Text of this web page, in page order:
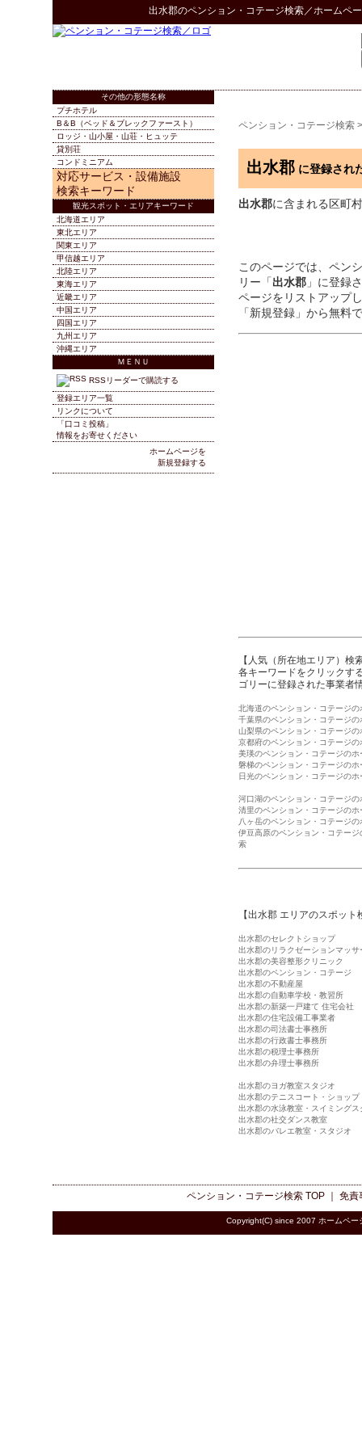
出水郡のペンション・コテージ検索／ホームペ
ペンション・コテージ検索
出水郡 に登録され
出水郡に含まれる区町
このページでは、ペン
リー「出水郡 」に登録
ページをリストアップ
「新規登録」から無料
【人気（所在地エリア）検
各キーワードをクリックす
ゴリーに登録された事業者
北海道のペンション・コテージ
千葉県のペンション・コテージ
山梨県のペンション・コテージ
京都府のペンション・コテージ
美瑛のペンション・コテージのホ
磐梯のペンション・コテージのホ
日光のペンション・コテージの
河口湖のペンション・コテージ
清里のペンション・コテージのホ
八ヶ岳のペンション・コテージ
伊豆高原のペンション・コテー
索
【出水郡 エリアのスポット
出水郡のセレクトショップ
出水郡のリラクゼーションマッサ
出水郡の美容整形クリニック
出水郡のペンション・コテージ
出水郡の不動産屋
出水郡の自動車学校・教習所
出水郡の新築一戸建て 住宅会社
出水郡の住宅設備工事業者
出水郡の司法書士事務所
出水郡の行政書士事務所
出水郡の税理士事務所
出水郡の弁理士事務所
出水郡のヨガ教室スタジオ
出水郡のテニスコート・ショップ
出水郡の水泳教室・スイミングス
出水郡の社交ダンス教室
出水郡のバレエ教室・スタジオ
その他の形態名称
プチホテル
B＆B（ベッド＆ブレックファースト）
ロッジ・山小屋・山荘・ヒュッテ
貸別荘
コンドミニアム
対応サービス・設備施設
検索キーワード
観光スポット・エリアキーワード
北海道エリア
東北エリア
関東エリア
甲信越エリア
北陸エリア
東海エリア
近畿エリア
中国エリア
四国エリア
九州エリア
沖縄エリア
ＭＥＮＵ
RSSリーダーで購読する
登録エリア一覧
リンクについて
「口コミ投稿」
情報をお寄せください
ホームページを
新規登録する
ペンション・コテージ検索TOP ｜ 免責
Copyright(C) since 2007 ホームペー